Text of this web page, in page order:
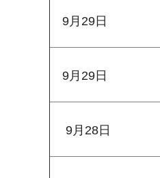
9月29日
9月29日
9月28日